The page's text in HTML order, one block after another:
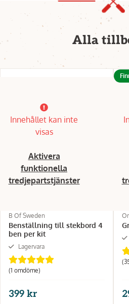
Alla
Innehållet kan inte
visas
Aktivera
funktionella
tredjepartstjänster
B Of Sweden
Benställning till stekbord 4
ben per kit
Lagervara
(1 omdöme)
399 kr